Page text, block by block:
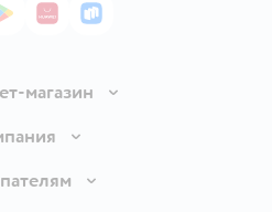
Google Play
AppGallery
RuStore
магазин
и оплата
товара